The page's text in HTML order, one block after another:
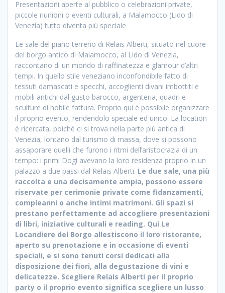
Presentazioni aperte al pubblico o celebrazioni private,
piccole riunioni o eventi culturali, a Malamocco (Lido di
Venezia) tutto diventa più speciale
Le sale del piano terreno di Relais Alberti, situato nel cuore
del borgo antico di Malamocco, al Lido di Venezia,
raccontano di un mondo di raffinatezza e glamour d’altri
tempi. In quello stile veneziano inconfondibile fatto di
tessuti damascati e specchi, accoglienti divani imbottiti e
mobili antichi dal gusto barocco, argenteria, quadri e
sculture di nobile fattura. Proprio qui è possibile organizzare
il proprio evento, rendendolo speciale ed unico. La location
è ricercata, poiché ci si trova nella parte più antica di
Venezia, lontano dal turismo di massa, dove si possono
assaporare quelli che furono i ritmi dell’aristocrazia di un
tempo: i primi Dogi avevano la loro residenza proprio in un
palazzo a due passi dal Relais Alberti. Le due sale, una più
raccolta e una decisamente ampia, possono essere
riservate per cerimonie private come fidanzamenti,
compleanni o anche intimi matrimoni. Gli spazi si
prestano perfettamente ad accogliere presentazioni
di libri, iniziative culturali e reading. Qui Le
Locandiere del Borgo allestiscono il loro ristorante,
aperto su prenotazione e in occasione di eventi
speciali, e si sono tenuti corsi dedicati alla
disposizione dei fiori, alla degustazione di vini e
delicatezze. Scegliere Relais Alberti per il proprio
party o il proprio evento significa scegliere un lusso